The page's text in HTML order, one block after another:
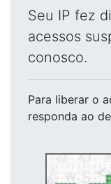
Seu IP fez
acessos
conosco.
Para liberar o
responda ao